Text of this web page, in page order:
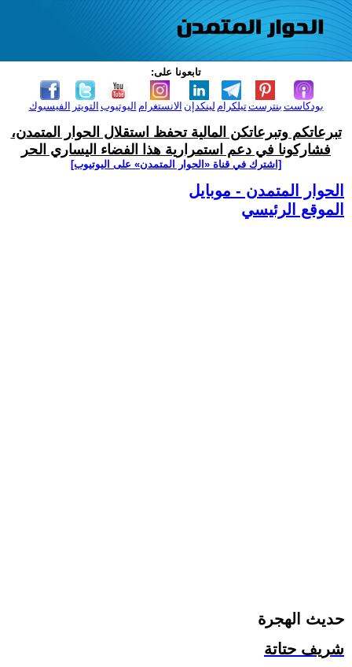
تابعونا على:
الفيسبوك التويتر اليوتيوب الانستغرام لينكدإن تيلكرامبنترست بودكاست
تبرعاتكم وتبرعاتكن المالية تحفظ استقلال الحوار المتمدن،
فشاركونا في دعم استمرارية هذا الفضاء اليساري الحر
[اشترك في قناة ‫«الحوار المتمدن» على اليوتيوب]
الحوار المتمدن - موبايل
الموقع الرئيسي
حديث الهجرة
شريف حتاتة